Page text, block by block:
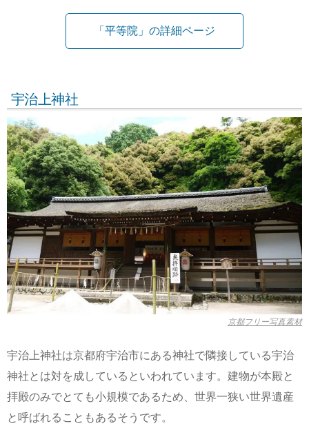
「平等院」の詳細ページ
宇治上神社
京都フリー写真素材
宇治上神社は京都府宇治市にある神社で隣接している宇治
神社とは対を成しているといわれています。建物が本殿と
拝殿のみでとても小規模であるため、世界一狭い世界遺産
と呼ばれることもあるそうです。